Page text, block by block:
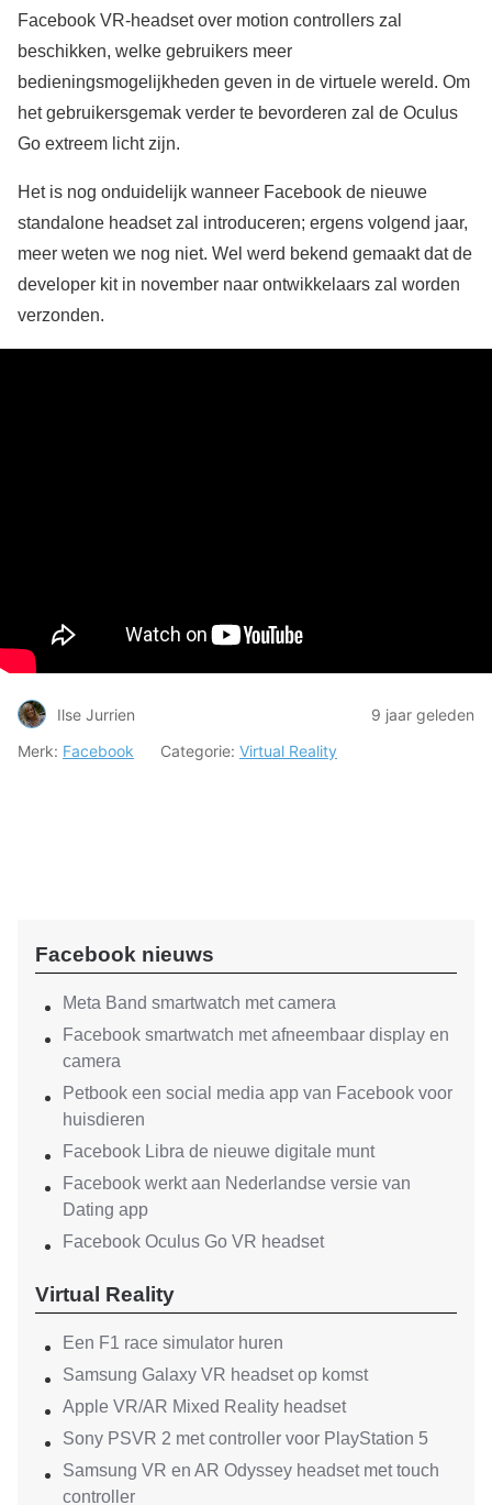
Facebook VR-headset over motion controllers zal
beschikken, welke gebruikers meer
bedieningsmogelijkheden geven in de virtuele wereld. Om
het gebruikersgemak verder te bevorderen zal de Oculus
Go extreem licht zijn.
Het is nog onduidelijk wanneer Facebook de nieuwe
standalone headset zal introduceren; ergens volgend jaar,
meer weten we nog niet. Wel werd bekend gemaakt dat de
developer kit in november naar ontwikkelaars zal worden
verzonden.
Ilse Jurrien
9 jaar geleden
Merk: Facebook Categorie: Virtual Reality
Facebook nieuws
Meta Band smartwatch met camera
Facebook smartwatch met afneembaar display en
camera
Petbook een social media app van Facebook voor
huisdieren
Facebook Libra de nieuwe digitale munt
Facebook werkt aan Nederlandse versie van
Dating app
Facebook Oculus Go VR headset
Virtual Reality
Een F1 race simulator huren
Samsung Galaxy VR headset op komst
Apple VR/AR Mixed Reality headset
Sony PSVR 2 met controller voor PlayStation 5
Samsung VR en AR Odyssey headset met touch
controller